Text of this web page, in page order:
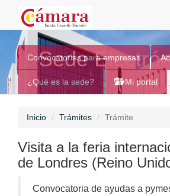
Sede
Convocatorias para empresas
¿Qué es la sede? Mi portal
Inicio Trámites Trámite
Visita a la feria
de Londres (Reino
Convocatoria de ayudas a